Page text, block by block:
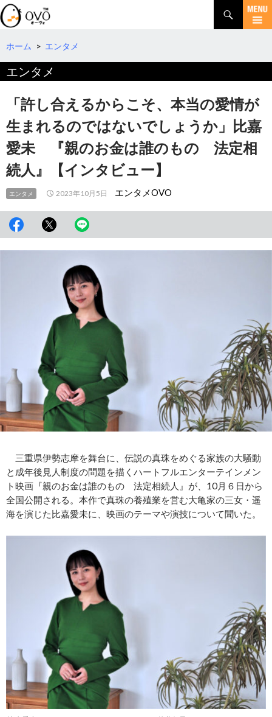
検
索
コ
テ
へ
ホーム > エンタメ
エンタメ
「許し合えるからこそ、本当の愛情が
生まれるのではないでしょうか」比嘉
愛未 『親のお金は誰のもの 法定相
続人』【インタビュー】
エンタメ 2023年10月5日 エンタメOVO
三重県伊勢志摩を舞台に、伝説の真珠をめぐる家族の大騒動
と成年後見人制度の問題を描くハートフルエンターテインメン
ト映画『親のお金は誰のもの 法定相続人』が、10月６日から
全国公開される。本作で真珠の養殖業を営む大亀家の三女・遥
海を演じた比嘉愛未に、映画のテーマや演技について聞いた。